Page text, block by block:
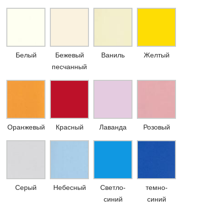
Белый
Бежевый
песчанный
Ваниль Желтый
Оранжевый Красный Лаванда Розовый
Серый Небесный
Светло-
синий
темно-
синий